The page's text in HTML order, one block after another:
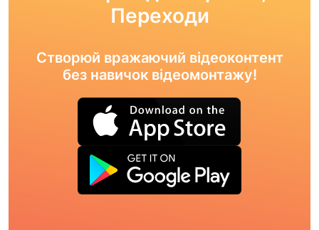
Переходи
Створюй вражаючий відеоконтент
без навичок відеомонтажу!